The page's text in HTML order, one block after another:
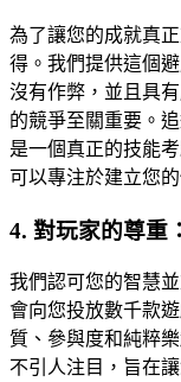
為了讓您的成就真
得。我們提供這個
沒有作弊，並且具
的競爭至關重要。
是一個真正的技能
可以專注於建立您的
4. 對玩家的尊重
我們認可您的智慧
會向您投放數千款
質、參與度和純粹
不引人注目，旨在